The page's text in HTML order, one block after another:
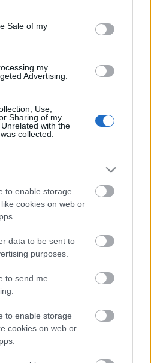
purposes in below Google
Sale of my
my
Advertising.
Use,
Sharing of my
with the
collected.
to enable storage
cookies on web or
data to be sent to
purposes.
to send me
to enable storage
cookies on web or
mennykő?!Pont most
amikor pedig simán
dugó, se eső, se egyéb
nem törünk meg, ha kicsit
Előre is elnézést.
dolgozunk-e a hétvégén,
"ünnep" alatt. Május 1-
utána szombati
fogunk dolgozni.
említettem -, elsejétől árat
keretein…
hogy beszámolok a
kötelez!Most kívételesen
ez a korábbi évekhez képest
Napi két óra sízés viszont